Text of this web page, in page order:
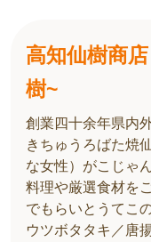
高知仙樹商
樹~
創業四十余年県内
きちゅうろばた焼
な女性）がこじゃ
料理や厳選食材を
でもらいとうてこ
ウツボタタキ／唐